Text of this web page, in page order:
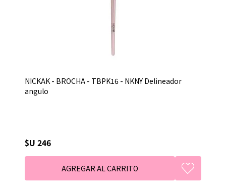
NICKAK - BROCHA - TBPK16 - NKNY Delineador
angulo
$U 246